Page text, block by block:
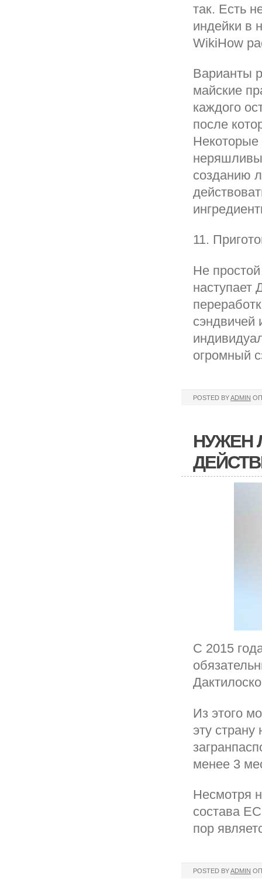
так. Есть
индейки в
WikiHow
Варианты
майские
каждого
после
Некоторые
созданию
11.
Не
наступает
сэндвичей
огромный
POSTED BYADMIN
НУЖЕН
С 2015
Из этого
эту
менее 3
Несмотря
состава
пор
POSTED BYADMIN